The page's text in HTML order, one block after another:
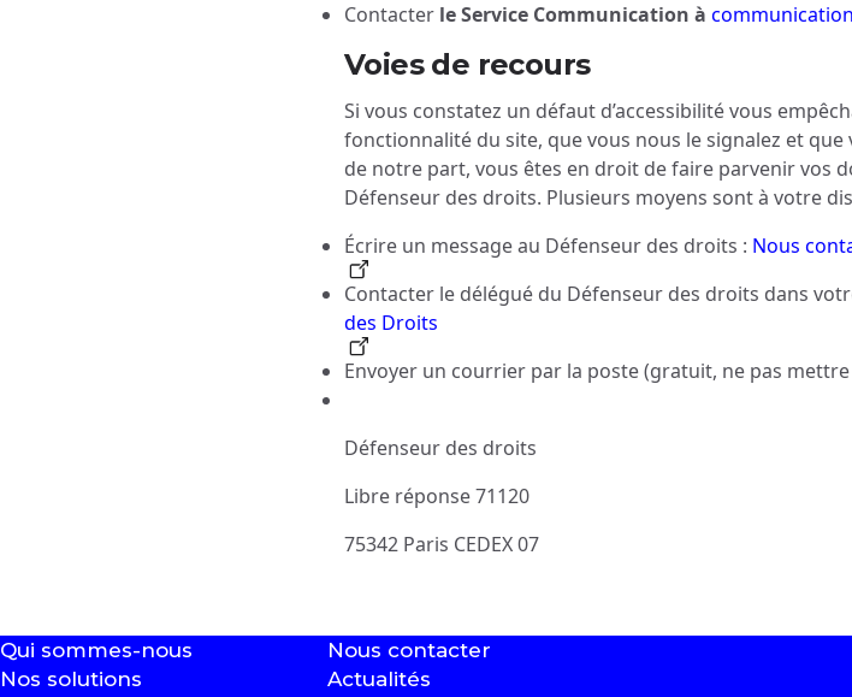
Contacter le Service Communication à
Voies de recours
Si vous constatez un défaut d’accessibilité vous
fonctionnalité du site, que vous nous le signalez et
de notre part, vous êtes en droit de faire parvenir vos
Défenseur des droits. Plusieurs moyens sont à votre
Écrire un message au Défenseur des droits : Nous
Contacter le délégué du Défenseur des droits dans
des Droits
Envoyer un courrier par la poste (gratuit, ne pas
Défenseur des droits
Libre réponse 71120
75342 Paris CEDEX 07
Qui sommes-nous
Nos solutions
Nous contacter
Actualités